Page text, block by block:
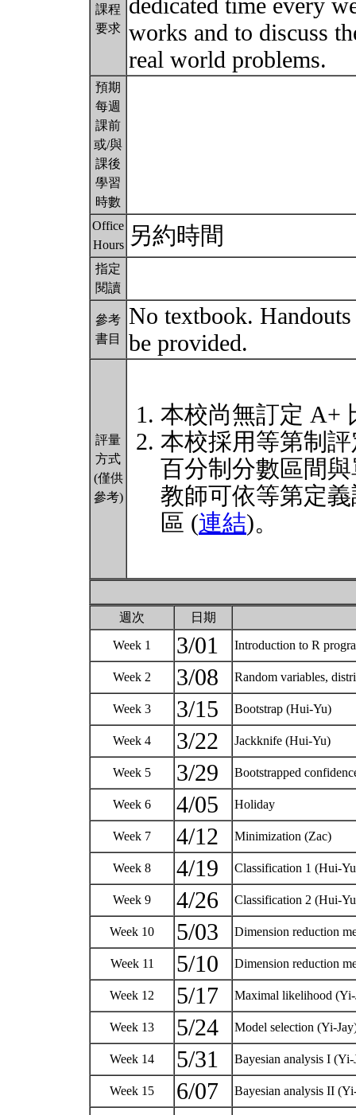
課程
要求
dedicated time every
works and to discuss
real world problems.
預期
每週
課前
或/與
課後
學習
時數
Office
Hours
另約時間
指定
閱讀
參考
書目
No textbook.
be provided.
評量
方式
(僅供
參考)
本校尚無訂定 A+
本校採用等第制
百分制分數區間
教師可依等第定
區 (連結)。
週次 日期
Week 1 3/01 Introduction to R
Week 2 3/08 Random variables,
Week 3 3/15 Bootstrap (Hui-Yu)
Week 4 3/22 Jackknife (Hui-Yu)
Week 5 3/29 Bootstrapped
Week 6 4/05 Holiday
Week 7 4/12 Minimization (Zac)
Week 8 4/19 Classification 1 (Hui-
Week 9 4/26 Classification 2 (Hui-
Week 10 5/03 Dimension reduction
Week 11 5/10 Dimension reduction
Week 12 5/17 Maximal likelihood
Week 13 5/24 Model selection (Yi-
Week 14 5/31 Bayesian analysis I
Week 15 6/07 Bayesian analysis II